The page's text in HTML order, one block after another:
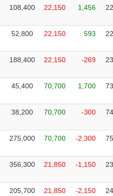
108,400 22,150 1,456
52,800 22,150 593
188,400 22,150 -269
45,400 70,700 1,700
38,200 70,700 -300
275,000 70,700 -2,300
356,300 21,850 -1,150
205,700 21,850 -2,150